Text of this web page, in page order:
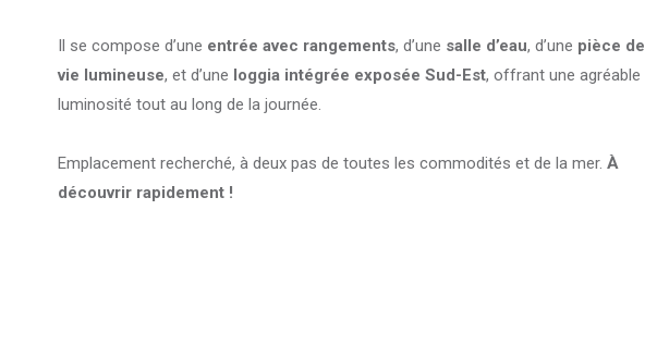
Il se compose d’une entrée avec rangements, d’une salle d’eau, d’une pièce de
vie lumineuse, et d’une loggia intégrée exposée Sud-Est, offrant une agréable
luminosité tout au long de la journée.
Emplacement recherché, à deux pas de toutes les commodités et de la mer. À
découvrir rapidement !